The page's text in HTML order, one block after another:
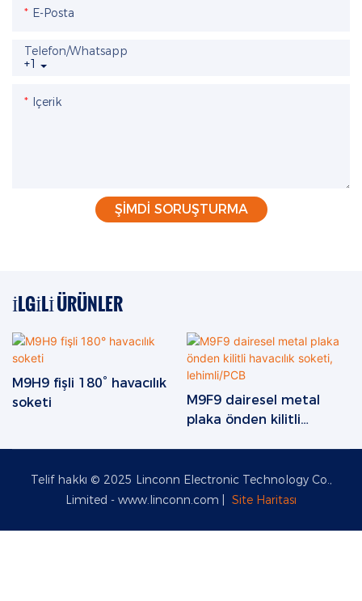
E-Posta
+1
Telefon/whatsapp
Içerik
ŞIMDI SORUŞTURMA
İLGILI ÜRÜNLER
M9H9 fişli 180° havacılık
soketi
M9F9 dairesel metal
plaka önden kilitli
Telif hakkı © 2025 Linconn Electronic Technology Co.,
Limited - www.linconn.com Site Haritası